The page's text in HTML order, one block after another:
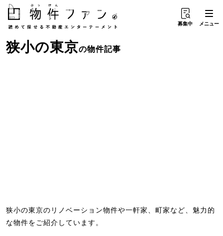
募集中 メニュー
狭小の東京の物件記事
狭小の東京のリノベーション物件や一軒家、町家など、魅力的
な物件をご紹介しています。